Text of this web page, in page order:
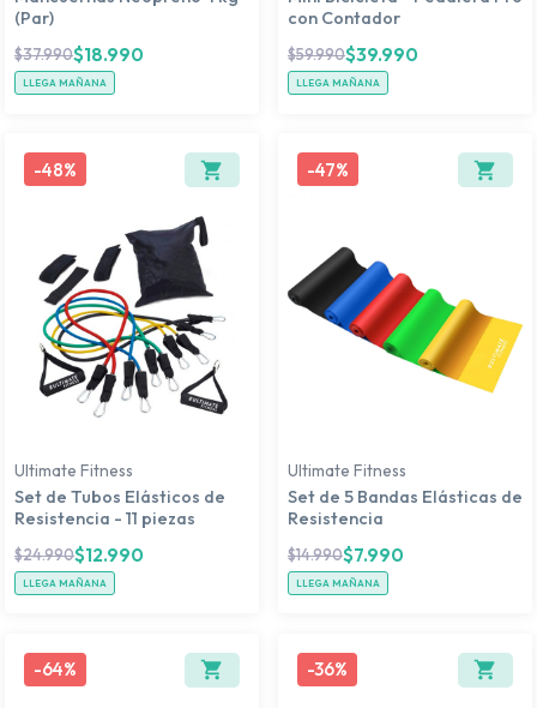
(Par)
$37.990$18.990
LLEGA MAÑANA
con Contador
$59.990$39.990
LLEGA MAÑANA
-48%
Ultimate Fitness
Set de Tubos Elásticos de
Resistencia - 11 piezas
$24.990$12.990
LLEGA MAÑANA
-47%
Ultimate Fitness
Set de 5 Bandas Elásticas de
Resistencia
$14.990$7.990
LLEGA MAÑANA
-64% -36%